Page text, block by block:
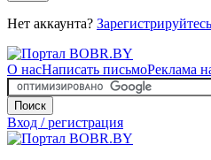
Нет аккаунта? Зарегистрируйтесь
О насНаписать письмоРеклама
Поиск
Вход / регистрация